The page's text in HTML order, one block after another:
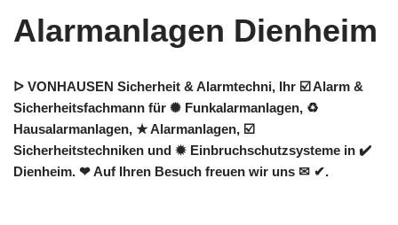
Alarmanlagen Dienheim
ᐅ VONHAUSEN Sicherheit & Alarmtechni, Ihr ☑️ Alarm &
Sicherheitsfachmann für ✺ Funkalarmanlagen, ♻
Hausalarmanlagen, ★ Alarmanlagen, ☑️
Sicherheitstechniken und ✹ Einbruchschutzsysteme in ✔️
Dienheim. ❤ Auf Ihren Besuch freuen wir uns ✉ ✔.